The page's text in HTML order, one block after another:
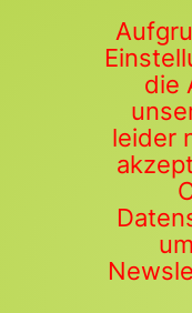
die
leider